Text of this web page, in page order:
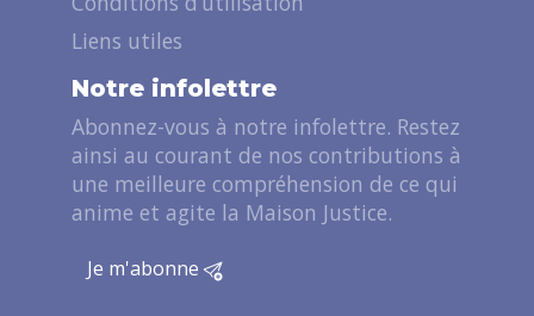
Liens utiles
Notre infolettre
Abonnez-vous à notre infolettre. Restez
ainsi au courant de nos contributions à
une meilleure compréhension de ce qui
anime et agite la Maison Justice.
Je m'abonne